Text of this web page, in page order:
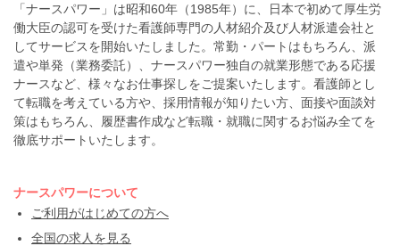
「ナースパワー」は昭和60年（1985年）に、日本で初めて厚生労
働大臣の認可を受けた看護師専門の人材紹介及び人材派遣会社と
してサービスを開始いたしました。常勤・パートはもちろん、派
遣や単発（業務委託）、ナースパワー独自の就業形態である応援
ナースなど、様々なお仕事探しをご提案いたします。看護師とし
て転職を考えている方や、採用情報が知りたい方、面接や面談対
策はもちろん、履歴書作成など転職・就職に関するお悩み全てを
徹底サポートいたします。
ナースパワーについて
ご利用がはじめての方へ
全国の求人を見る